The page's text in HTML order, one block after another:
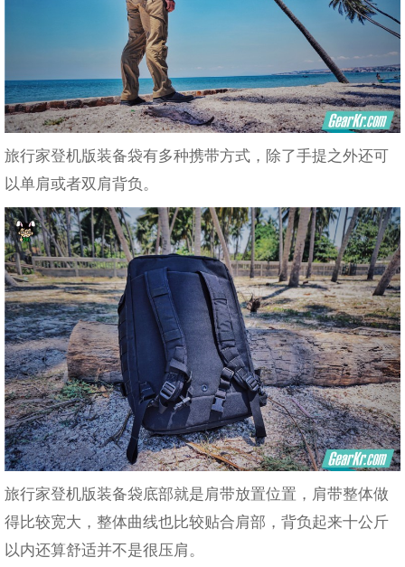
旅行家登机版装备袋有多种携带方式，除了手提之外还可
以单肩或者双肩背负。
旅行家登机版装备袋底部就是肩带放置位置，肩带整体做
得比较宽大，整体曲线也比较贴合肩部，背负起来十公斤
以内还算舒适并不是很压肩。